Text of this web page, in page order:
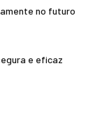
no futuro